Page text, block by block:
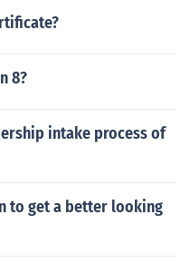
8?
intake process of
to get a better looking